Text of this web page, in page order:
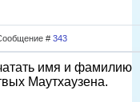
# 343
имя и фамилию
Маутхаузена.